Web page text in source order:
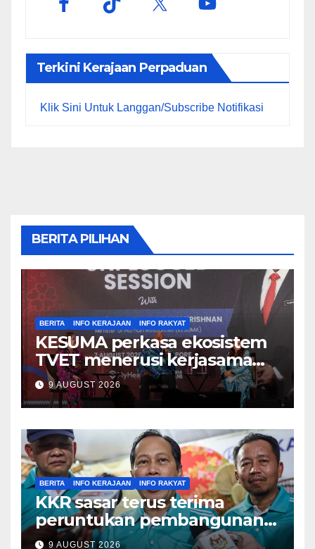
Terkini Kerajaan Perpaduan
Klik Sini Untuk Langgan/Subscribe Notifikasi
BERITA PILIHAN
BERITA INFO KERAJAAN INFO RAKYAT
KESUMA perkasa ekosistem
TVET menerusi kerjasama
ADTEC-ITE Singapura –
Ramanan
9 AUGUST 2026
BERITA INFO KERAJAAN INFO RAKYAT
KKR sasar terus terima
peruntukan pembangunan
tertinggi dalam Belanjawan
9 AUGUST 2026